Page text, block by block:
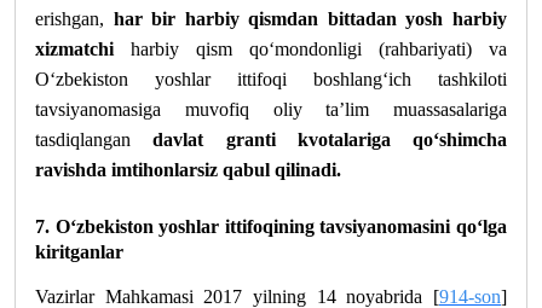
erishgan, har bir harbiy qismdan bittadan yosh harbiy
xizmatchi harbiy qism qo‘mondonligi (rahbariyati) va
O‘zbekiston yoshlar ittifoqi boshlang‘ich tashkiloti
tavsiyanomasiga muvofiq oliy ta’lim muassasalariga
tasdiqlangandavlat granti kvotalariga qo‘shimcha
ravishda imtihonlarsiz qabul qilinadi.
7. O‘zbekiston yoshlar ittifoqining tavsiyanomasini qo‘lga
kiritganlar
Vazirlar Mahkamasi 2017 yilning 14 noyabrida [914-son]